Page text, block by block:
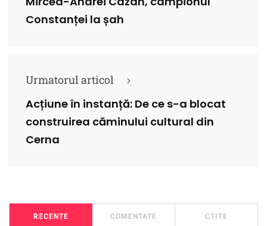
Constanței la șah
Urmatorul articol
Acțiune în instanță: De ce s-a blocat
construirea căminului cultural din
Cerna
RECENTE COMENTATE CTITE